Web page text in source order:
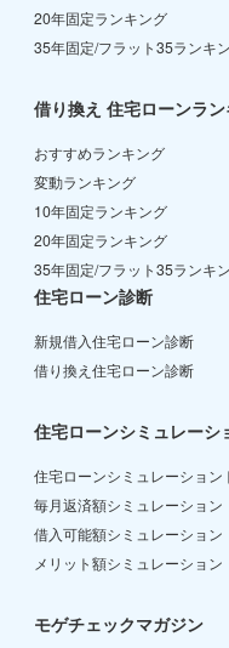
20年固定ランキング
35年固定/フラット35ランキ
借り換え 住宅ローンラ
おすすめランキング
変動ランキング
10年固定ランキング
20年固定ランキング
35年固定/フラット35ランキ
住宅ローン診断
新規借入住宅ローン診断
借り換え住宅ローン診断
住宅ローンシミュレーシ
住宅ローンシミュレーション
毎月返済額シミュレーション
借入可能額シミュレーション
メリット額シミュレーション
モゲチェックマガジン